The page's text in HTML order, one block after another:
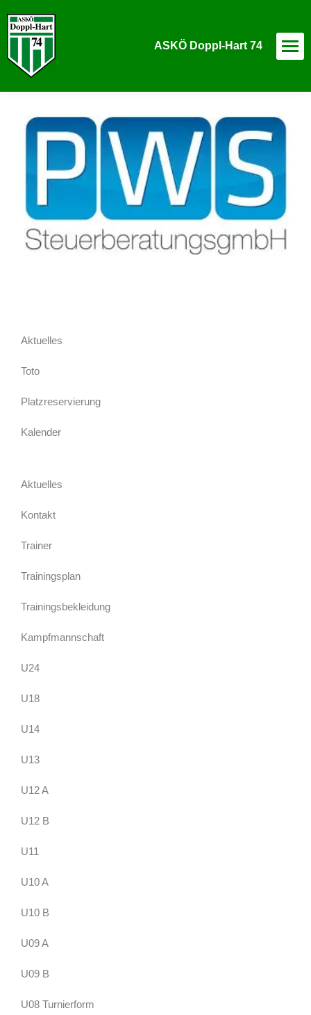
ASKÖ Doppl-Hart 74
Aktuelles
Toto
Platzreservierung
Kalender
Aktuelles
Kontakt
Trainer
Trainingsplan
Trainingsbekleidung
Kampfmannschaft
U24
U18
U14
U13
U12 A
U12 B
U11
U10 A
U10 B
U09 A
U09 B
U08 Turnierform